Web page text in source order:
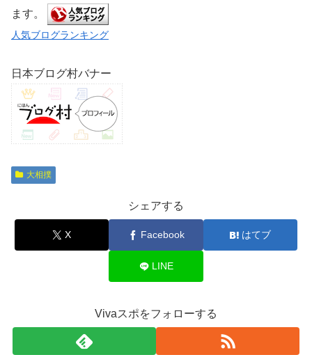
ます。
人気ブログランキング
日本ブログ村バナー
大相撲
シェアする
X Facebook はてブ
LINE
Vivaスポをフォローする